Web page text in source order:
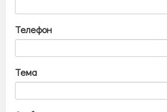
Телефон
Тема